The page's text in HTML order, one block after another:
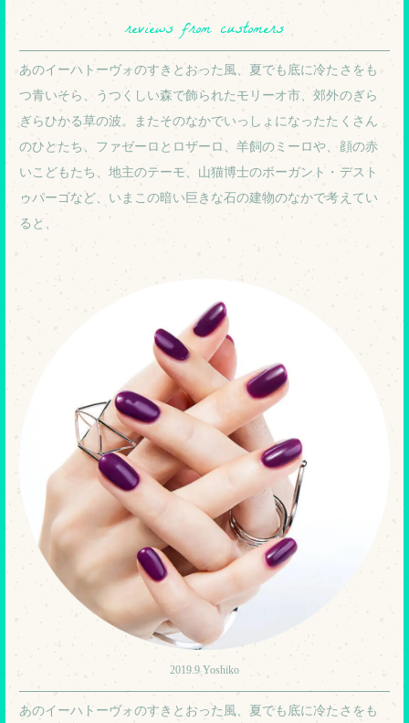
reviews from customers
あのイーハトーヴォのすきとおった風、夏でも底に冷たさをも
つ青いそら、うつくしい森で飾られたモリーオ市、郊外のぎら
ぎらひかる草の波。またそのなかでいっしょになったたくさん
のひとたち、ファゼーロとロザーロ、羊飼のミーロや、顔の赤
いこどもたち、地主のテーモ、山猫博士のボーガント・デスト
ゥパーゴなど、いまこの暗い巨きな石の建物のなかで考えてい
ると、
2019.9 Yoshiko
あのイーハトーヴォのすきとおった風、夏でも底に冷たさをも